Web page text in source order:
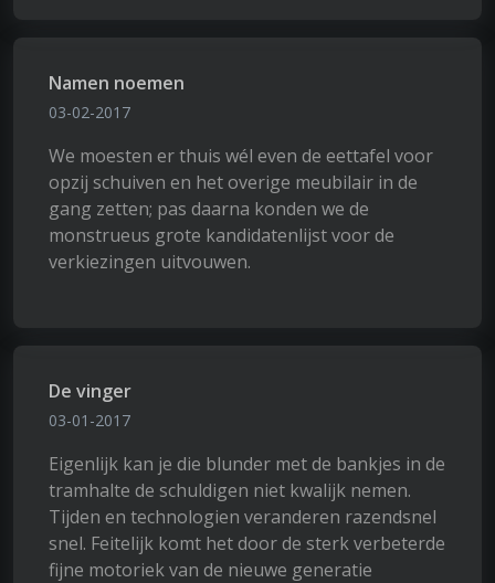
Namen noemen
03-02-2017
We moesten er thuis wél even de eettafel voor
opzij schuiven en het overige meubilair in de
gang zetten; pas daarna konden we de
monstrueus grote kandidatenlijst voor de
verkiezingen uitvouwen.
De vinger
03-01-2017
Eigenlijk kan je die blunder met de bankjes in de
tramhalte de schuldigen niet kwalijk nemen.
Tijden en technologien veranderen razendsnel
snel. Feitelijk komt het door de sterk verbeterde
fijne motoriek van de nieuwe generatie